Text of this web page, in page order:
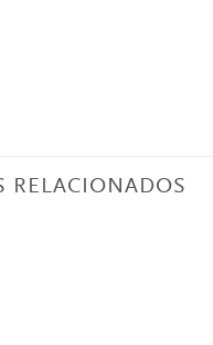
RELACIONADOS